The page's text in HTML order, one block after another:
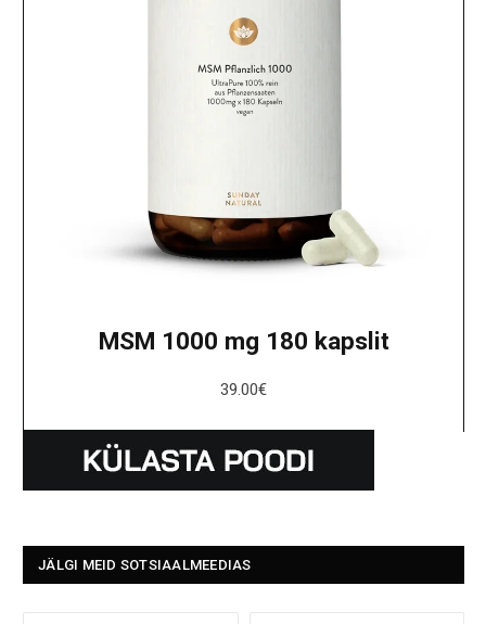
MSM 1000 mg 180 kapslit
39.00€
JÄLGI MEID SOTSIAALMEEDIAS